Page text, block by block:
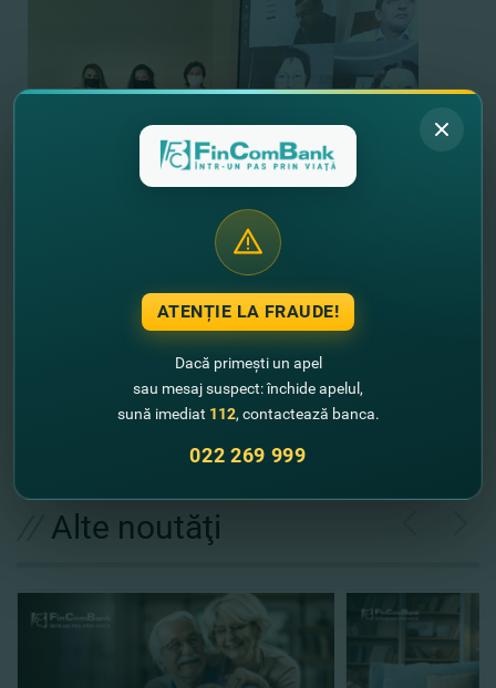
Apreciem mult rolul fiecărui angajat din acest
important şi vast domeniu, deaceea vă dorim
prosperitate şi noi performanţe, mulţi ani înainte şi
realizarea scopurilor propuse.
FinComBank – într-un pas prin viaţă!
Alte noutăţi
ATENȚIE LA FRAUDE!
Dacă primești un apel
sau mesaj suspect: închide apelul,
sună imediat 112, contactează banca.
022 269 999